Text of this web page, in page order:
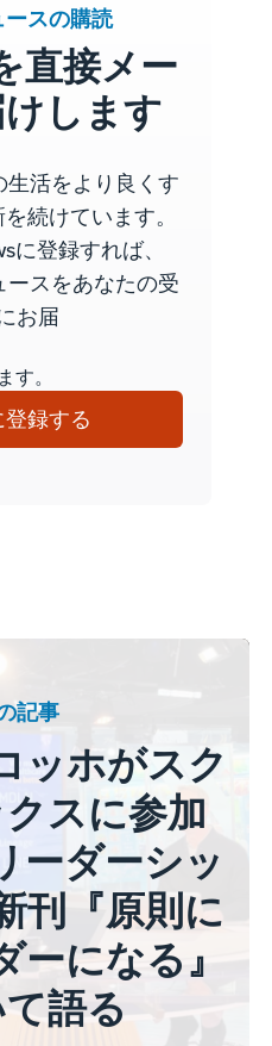
スの購読
直接メー
します
生活をより良くす
続けています。
に登録すれば、
ースをあなたの受
お届
す。
録する
記事
ッホがスク
スに参加
ーダーシッ
刊『原則に
になる』
語る